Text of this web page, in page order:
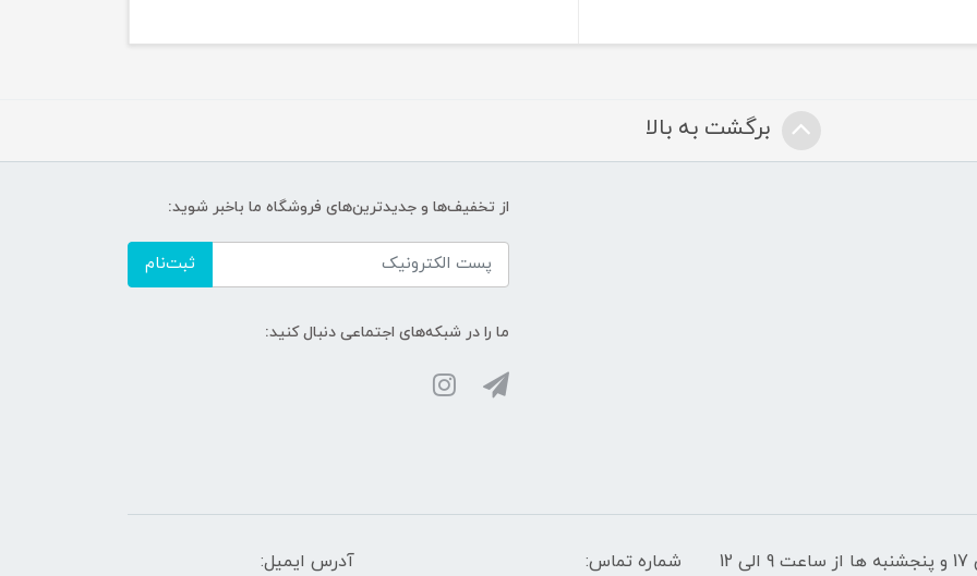
برگشت به بالا
از تخفیف‌ها و جدیدترین‌های فروشگاه ما باخبر شوید:
ثبت‌نام
ما را در شبکه‌های اجتماعی دنبال کنید:
پشتیبانی سایت: شنبه تا چهارشنبه از ساعت 9 الی 17 و پنجشنبه ها از ساعت 9 الی 12 شماره تماس: آدرس ایمیل: